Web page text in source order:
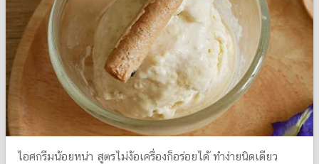
ไอศกรีมน้อยหน่า สูตรไม่ง้อเครื่องก็อร่อยได้ ทำง่ายนิดเดียว